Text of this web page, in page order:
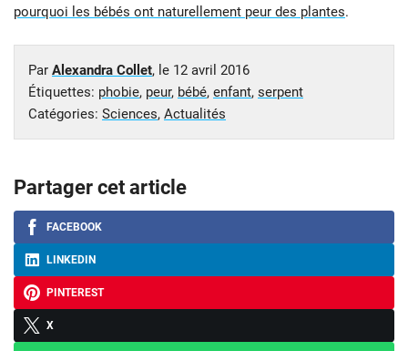
pourquoi les bébés ont naturellement peur des plantes.
Par Alexandra Collet, le 12 avril 2016
Étiquettes: phobie, peur, bébé, enfant, serpent
Catégories: Sciences, Actualités
Partager cet article
FACEBOOK
LINKEDIN
PINTEREST
X